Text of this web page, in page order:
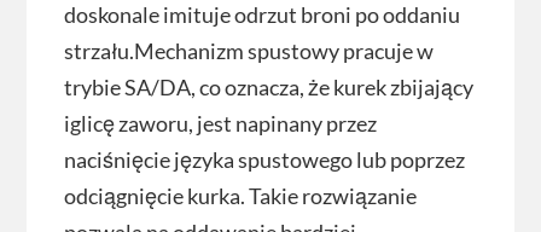
doskonale imituje odrzut broni po oddaniu
strzału.Mechanizm spustowy pracuje w
trybie SA/DA, co oznacza, że kurek zbijający
iglicę zaworu, jest napinany przez
naciśnięcie języka spustowego lub poprzez
odciągnięcie kurka. Takie rozwiązanie